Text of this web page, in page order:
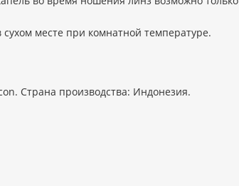
месте при комнатной температуре.
Страна производства: Индонезия.